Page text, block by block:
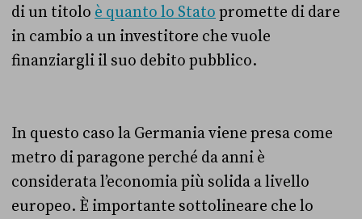
di un titolo è quanto lo Stato promette di dare
in cambio a un investitore che vuole
finanziargli il suo debito pubblico.
In questo caso la Germania viene presa come
metro di paragone perché da anni è
considerata l’economia più solida a livello
europeo. È importante sottolineare che lo